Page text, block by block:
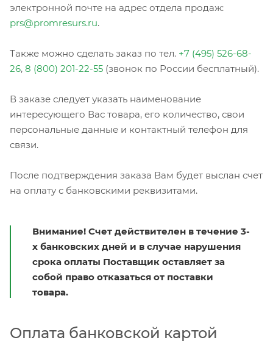
электронной почте на адрес отдела продаж:
prs@promresurs.ru.
Также можно сделать заказ по тел. +7 (495) 526-68-
26, 8 (800) 201-22-55 (звонок по России бесплатный).
В заказе следует указать наименование
интересующего Вас товара, его количество, свои
персональные данные и контактный телефон для
связи.
После подтверждения заказа Вам будет выслан счет
на оплату с банковскими реквизитами.
Внимание! Счет действителен в течение 3-
х банковских дней и в случае нарушения
срока оплаты Поставщик оставляет за
собой право отказаться от поставки
товара.
Оплата банковской картой